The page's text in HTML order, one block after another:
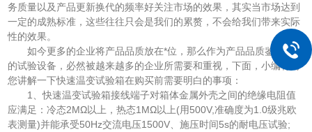
务质量以及产品更新换代的频率好关注市场的效果，其实当市场达到
一定的成熟标准，这些往往只会是我们的累赘，不会给我们带来实际
性的效果。
如今更多的企业将产品品质放在*位，那么作为产品品质鉴定评估
的试验设备，必然被越来越多的企业所需要和重视，下面，小编将向
您讲解一下快速温变试验箱在购买前需要明白的事项：
1、快速温变试验箱接线端子对箱体金属外壳之间的绝缘电阻值
应满足：冷态2MΩ以上，热态1MΩ以上(用500V,准确度为1.0级兆欧
表测量)并能承受50Hz交流电压1500V、施压时间5s的耐电压试验;